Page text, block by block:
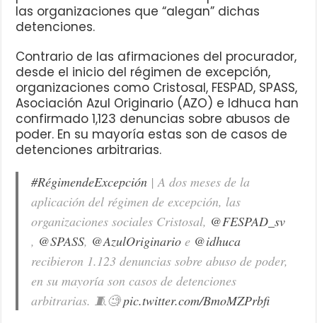
las organizaciones que “alegan” dichas
detenciones.
Contrario de las afirmaciones del procurador,
desde el inicio del régimen de excepción,
organizaciones como Cristosal, FESPAD, SPASS,
Asociación Azul Originario (AZO) e Idhuca han
confirmado 1,123 denuncias sobre abusos de
poder. En su mayoría estas son de casos de
detenciones arbitrarias.
#RégimendeExcepción | A dos meses de la
aplicación del régimen de excepción, las
organizaciones sociales Cristosal, @FESPAD_sv
, @SPASS, @AzulOriginario e @idhuca
recibieron 1.123 denuncias sobre abuso de poder,
en su mayoría son casos de detenciones
arbitrarias. 🧵🧐pic.twitter.com/BmoMZPrbfi